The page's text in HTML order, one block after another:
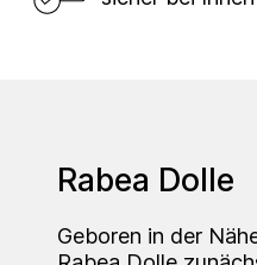
Rabea Dolle
Geboren in der